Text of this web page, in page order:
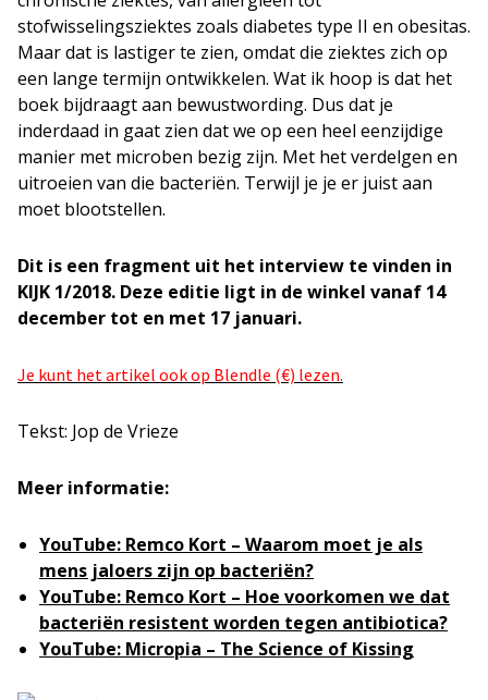
stofwisselingsziektes zoals diabetes type II en obesitas.
Maar dat is lastiger te zien, omdat die ziektes zich op
een lange termijn ontwikkelen. Wat ik hoop is dat het
boek bijdraagt aan bewustwording. Dus dat je
inderdaad in gaat zien dat we op een heel eenzijdige
manier met microben bezig zijn. Met het verdelgen en
uitroeien van die bacteriën. Terwijl je je er juist aan
moet blootstellen.
Dit is een fragment uit het interview te vinden in
KIJK 1/2018. Deze editie ligt in de winkel vanaf 14
december tot en met 17 januari.
Je kunt het artikel ook op Blendle (€) lezen.
Tekst: Jop de Vrieze
Meer informatie:
YouTube: Remco Kort – Waarom moet je als
mens jaloers zijn op bacteriën?
YouTube: Remco Kort – Hoe voorkomen we dat
bacteriën resistent worden tegen antibiotica?
YouTube: Micropia – The Science of Kissing